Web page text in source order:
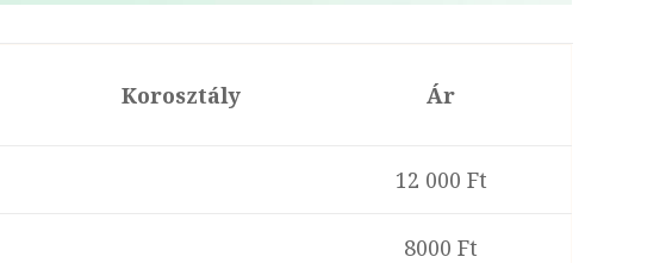
Korosztály Ár
12 000 Ft
8000 Ft